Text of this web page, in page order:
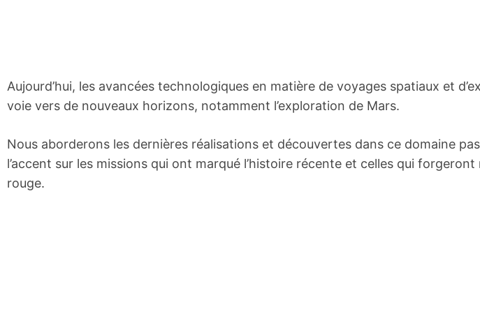
Aujourd’hui, les avancées technologiques en matière de voyages spatiaux et
voie vers de nouveaux horizons, notamment l’exploration de Mars.
Nous aborderons les dernières réalisations et découvertes dans ce domaine
l’accent sur les missions qui ont marqué l’histoire récente et celles qui
rouge.